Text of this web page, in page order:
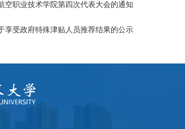
空职业技术学院第四次代表大会的通知
享受政府特殊津贴人员推荐结果的公示